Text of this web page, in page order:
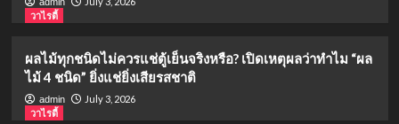
วาไรตี้
ผลไม้ทุกชนิดไม่ควรแช่ตู้เย็นจริงหรือ? เปิดเหตุผลว่าทำไม “ผล
ไม้ 4 ชนิด” ยิ่งแช่ยิ่งเสียรสชาติ
admin
July 3, 2026
วาไรตี้